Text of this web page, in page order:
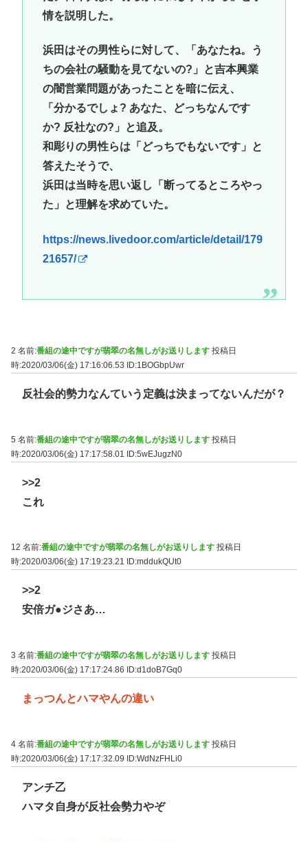
情を説明した。
浜田はその男性らに対して、「あなたね。う
ちの会社の騒動を見てないの?」と吉本興業
の闇営業問題があったことを暗に伝え、
「分かるでしょ? あなた、どっちなんです
か? 反社なの?」と追及。
和彫りの男性らは「どっちでもないです」と
答えたそうで、
浜田は当時を思い返し「断ってるところやっ
た」と理解を求めていた。
https://news.livedoor.com/article/detail/179
21657/
2 名前:番組の途中ですが翡翠の名無しがお送りします 投稿日
時:2020/03/06(金) 17:16:06.53
ID:1BOGbpUwr
反社会的勢力なんていう定義は決まってないんだが？
5 名前:番組の途中ですが翡翠の名無しがお送りします 投稿日
時:2020/03/06(金) 17:17:58.01 ID:5wEJugzN0
>>2
これ
12 名前:番組の途中ですが翡翠の名無しがお送りします 投稿日
時:2020/03/06(金) 17:19:23.21
ID:mddukQUt0
>>2
安倍ガ●ジさあ…
3 名前:番組の途中ですが翡翠の名無しがお送りします 投稿日
時:2020/03/06(金) 17:17:24.86
ID:d1doB7Gq0
まっつんとハマやんの違い
4 名前:番組の途中ですが翡翠の名無しがお送りします 投稿日
時:2020/03/06(金) 17:17:32.09 ID:WdNzFHLi0
アンチ乙
ハマタ自身が反社会勢力やぞ